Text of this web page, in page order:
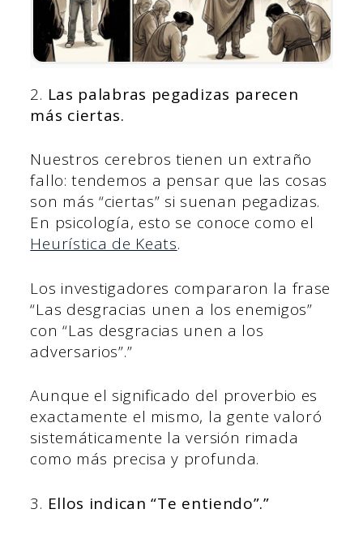
2. Las palabras pegadizas parecen
más ciertas.
Nuestros cerebros tienen un extraño
fallo: tendemos a pensar que las cosas
son más “ciertas” si suenan pegadizas.
En psicología, esto se conoce como el
Heurística de Keats.
Los investigadores compararon la frase
“Las desgracias unen a los enemigos”
con “Las desgracias unen a los
adversarios”.”
Aunque el significado del proverbio es
exactamente el mismo, la gente valoró
sistemáticamente la versión rimada
como más precisa y profunda.
3. Ellos indican “Te entiendo”.”